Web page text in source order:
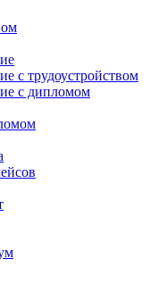
с трудоустройством
с дипломом